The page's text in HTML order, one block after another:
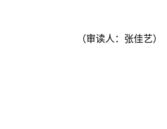
（审读人：张佳艺）